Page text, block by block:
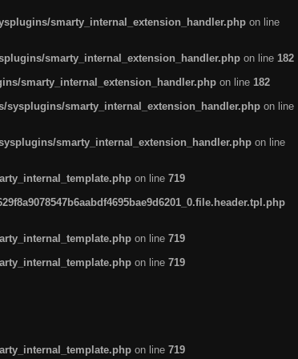
smarty_internal_extension_handler.php on line
smarty_internal_extension_handler.php on line 182
smarty_internal_extension_handler.php on line 182
smarty_internal_extension_handler.php on line
smarty_internal_extension_handler.php on line
on line 719
on line 719
on line 719
on line 719